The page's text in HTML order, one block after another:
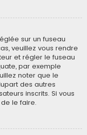
sur un fuseau
veuillez vous rendre
et régler le fuseau
par exemple
noter que le
des autres
inscrits. Si vous
de le faire.